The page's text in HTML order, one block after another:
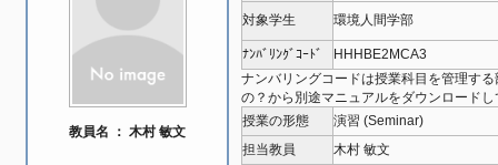
教員名 ： 木村 敏文
対象学生 環境人間学部
ﾅﾝﾊﾞﾘﾝｸﾞｺｰﾄﾞ
HHHBE2MCA3
ナンバリングコードは授業科目を管理す
の？から別途マニュアルをダウンロード
授業の形態
演習 (Seminar)
担当教員
木村 敏文